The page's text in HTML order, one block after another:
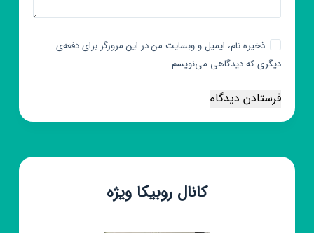
ذخیره نام، ایمیل و وبسایت من در این مرورگر برای دفعه‌ی
دیگری که دیدگاهی می‌نویسم.
فرستادن دیدگاه
کانال روبیکا ویژه